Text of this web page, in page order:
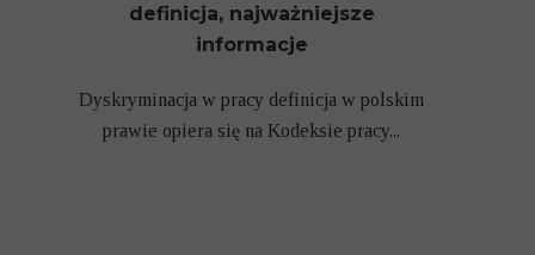
definicja, najważniejsze
informacje
Dyskryminacja w pracy definicja w polskim
prawie opiera się na Kodeksie pracy...